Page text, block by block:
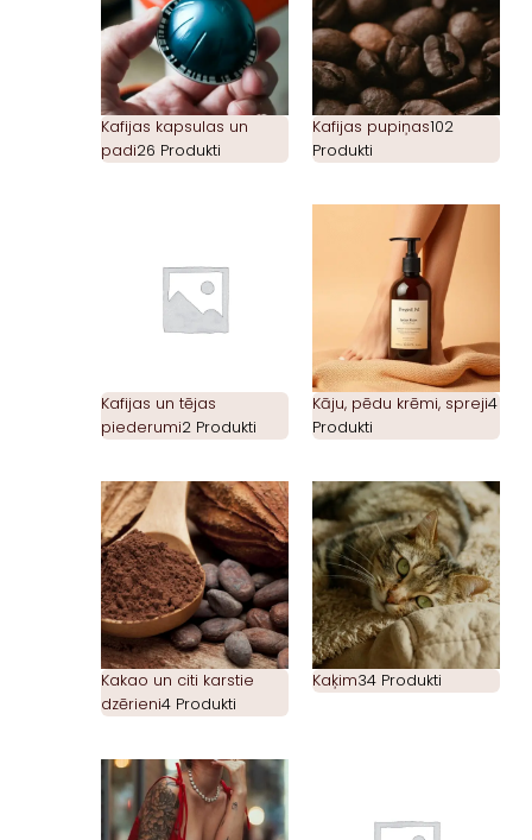
Kafijas kapsulas un
padi26 Produkti
Kafijas pupiņas102
Produkti
Kafijas un tējas
piederumi2 Produkti
Kāju, pēdu krēmi, spreji4
Produkti
Kakao un citi karstie
dzērieni4 Produkti
Kaķim34 Produkti